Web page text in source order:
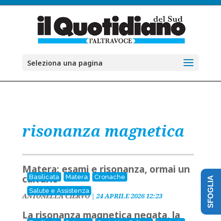
Seleziona una pagina
risonanza magnetica
Basilicata Matera
Cronache
Salute e Assistenza
Matera: esami e risonanza, ormai un
calvario
ANTONELLA CIERVO| 24 APRILE 2026 12:23
La risonanza magnetica negata, la
SFOGLIA